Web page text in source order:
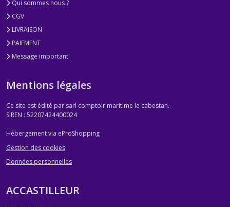
Qui sommes nous ?
CGV
LIVRAISON
PAIEMENT
Message important
Mentions légales
Ce site est édité par sarl comptoir maritime le cabestan.
SIREN : 52207424400024
Hébergement via eProShopping
Gestion des cookies
Données personnelles
ACCASTILLEUR